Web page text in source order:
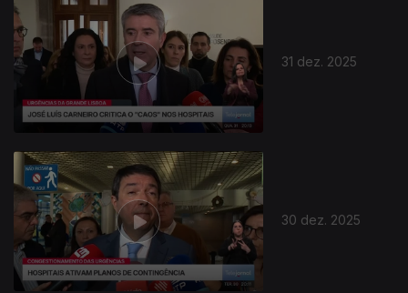
31 dez. 2025
30 dez. 2025